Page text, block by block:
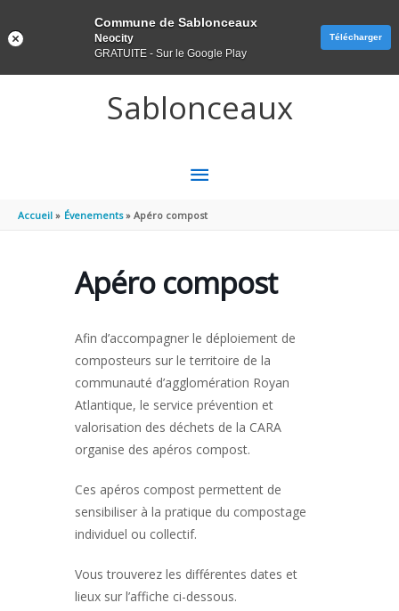
Sablonceaux
MENU
PRINCIPAL
Accueil Évenements Apéro compost
Apéro compost
Afin d’accompagner le déploiement de
composteurs sur le territoire de la
communauté d’agglomération Royan
Atlantique, le service prévention et
valorisation des déchets de la CARA
organise des apéros compost.
Ces apéros compost permettent de
sensibiliser à la pratique du compostage
individuel ou collectif.
Vous trouverez les différentes dates et
lieux sur l’affiche ci-dessous.
Commune de Sablonceaux
Neocity
GRATUITE - Sur le Google Play
Télécharger